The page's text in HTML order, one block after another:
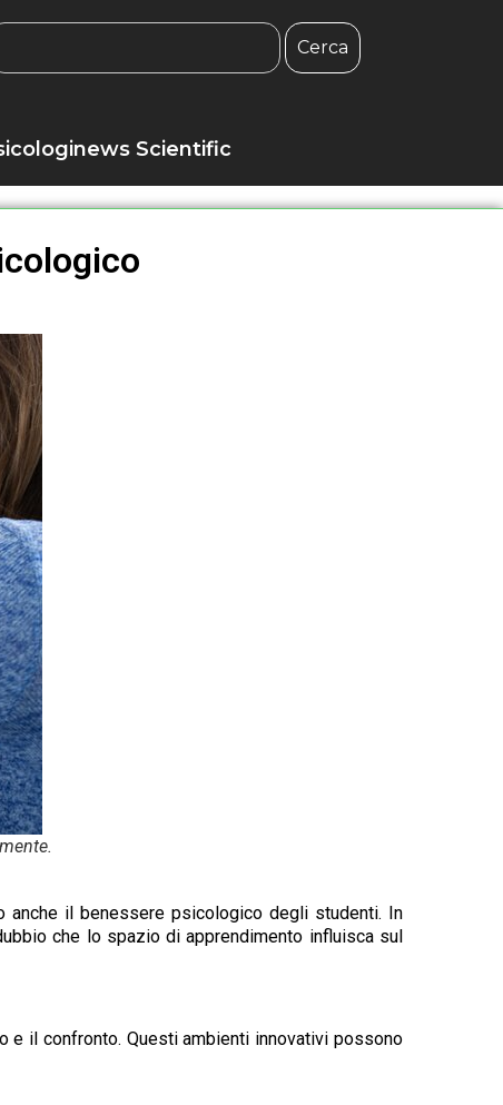
Cerca
Scientific
anche il benessere psicologico degli studenti. In
che lo spazio di apprendimento influisca sul
e il confronto. Questi ambienti innovativi possono